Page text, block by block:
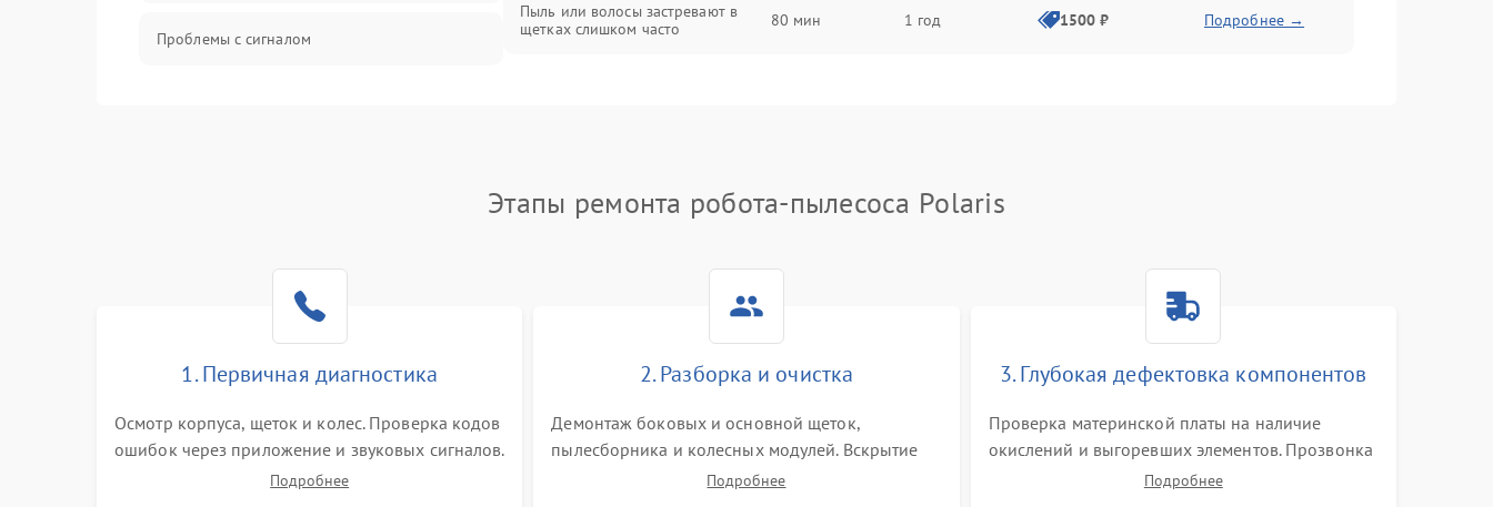
Проблемы с сигналом
Программные сбои
Пыль или волосы застревают в
щетках слишком часто
80 мин 1 год 1500 ₽ Подробнее →
Этапы ремонта робота-пылесоса Polaris
1. Первичная диагностика
Осмотр корпуса, щеток и колес. Проверка кодов
ошибок через приложение и звуковых сигналов.
Замер емкости аккумулятора и тестирование
Подробнее
2. Разборка и очистка
Демонтаж боковых и основной щеток,
пылесборника и колесных модулей. Вскрытие
корпуса робота. Тщательная очистка внутренних
Подробнее
3. Глубокая дефектовка компонентов
Проверка материнской платы на наличие
окислений и выгоревших элементов. Прозвонка
цепей питания, тестирование приводных
Подробнее